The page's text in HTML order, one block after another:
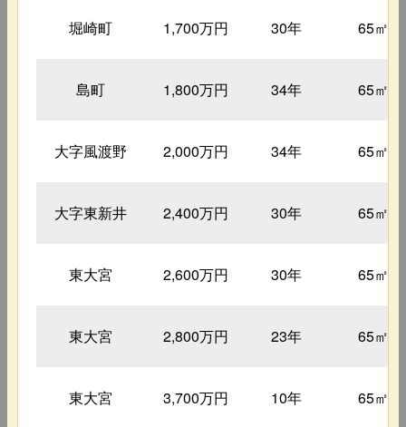
堀崎町 1,700万円 30年 65㎡
島町 1,800万円 34年 65㎡
大字風渡野 2,000万円 34年 65㎡
大字東新井 2,400万円 30年 65㎡
東大宮 2,600万円 30年 65㎡
東大宮 2,800万円 23年 65㎡
東大宮 3,700万円 10年 65㎡